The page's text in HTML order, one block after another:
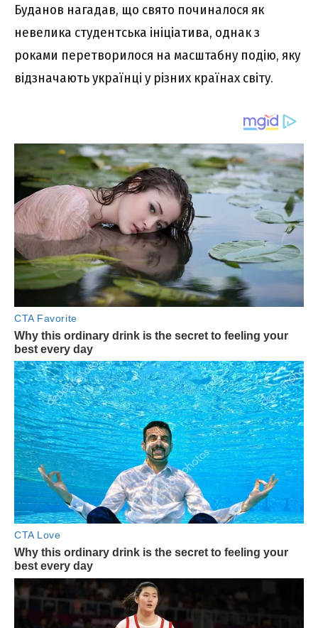
Буданов нагадав, що свято починалося як
невелика студентська ініціатива, однак з
роками перетворилося на масштабну подію, яку
відзначають українці у різних країнах світу.